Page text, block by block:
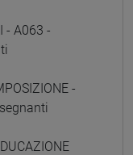
- A063 -
-